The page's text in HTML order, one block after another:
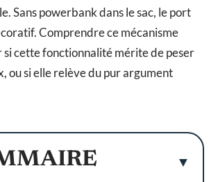
Sans powerbank dans le sac, le port
Comprendre ce mécanisme
si cette fonctionnalité mérite de peser
ou si elle relève du pur argument